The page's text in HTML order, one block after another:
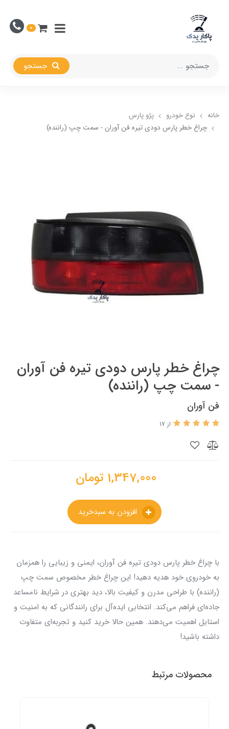
0
خانه نوع خودرو
پژو پارس
چراغ خطر پارس دودی تیره فن آوران - سمت چپ (راننده)
چراغ خطر پارس دودی تیره فن آوران
- سمت چپ (راننده)
فن آوران
از 17
1,347,000 تومان
با چراغ خطر پارس دودی تیره فن آوران، ایمنی و زیبایی را همزمان
به خودروی خود هدیه دهید! این چراغ خطر مخصوص سمت چپ
(راننده) با طراحی مدرن و کیفیت بالا، دید بهتری در شرایط نامساعد
جاده‌ای فراهم می‌کند. انتخابی ایده‌آل برای رانندگانی که به امنیت و
استایل اهمیت می‌دهند. همین حالا خرید کنید و تجربه‌ای متفاوت
داشته باشید!
محصولات مرتبط